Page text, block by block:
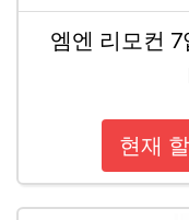
엠엔 리모컨
현재